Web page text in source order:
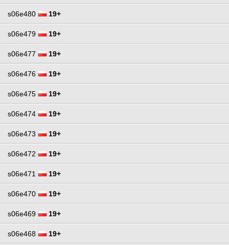
s06e480 19+
s06e479 19+
s06e477 19+
s06e476 19+
s06e475 19+
s06e474 19+
s06e473 19+
s06e472 19+
s06e471 19+
s06e470 19+
s06e469 19+
s06e468 19+